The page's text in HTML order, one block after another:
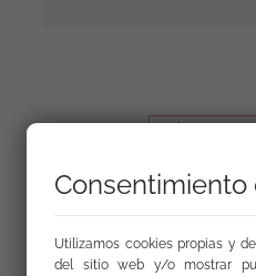
Contacta
Consentimiento
Utilizamos cookies propias y
del sitio web y/o mostrar